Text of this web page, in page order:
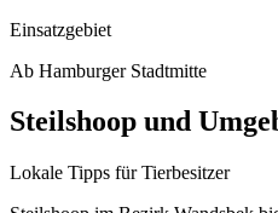
Einsatzgebiet
Ab Hamburger Stadtmitte
Steilshoop und
Lokale Tipps für Tierbesitzer